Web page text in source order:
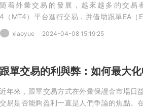
着外彙交易的發展，越來越多的交易
（MT4）平台進行交易，并借助跟單EA（
交易。然而，即使使用了跟單EA，偶爾會
況，這被稱爲漏單或丢單。在本文中，我
xiaoyue 2024-04-08 15:19:25
單交易的利與弊：如何最大
年來，跟單交易方式在外彙保證金市場日
易是否能夠盈利一直是人們争論的焦點。